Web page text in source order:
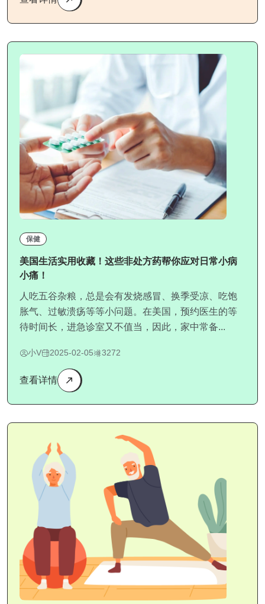
保健
美国生活实用收藏！这些非处方药帮你应对日常小病
小痛！
人吃五谷杂粮，总是会有发烧感冒、换季受凉、吃饱
胀气、过敏溃疡等等小问题。在美国，预约医生的等
待时间长，进急诊室又不值当，因此，家中常备...
小V 2025-02-05 3272
查看详情